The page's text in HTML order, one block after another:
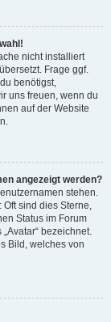
nicht installiert
Frage ggf.
benötigst,
uns freuen, wenn du
auf der Website
angezeigt werden?
stehen.
Oft sind dies Sterne,
Status im Forum
bezeichnet.
Bild, welches von